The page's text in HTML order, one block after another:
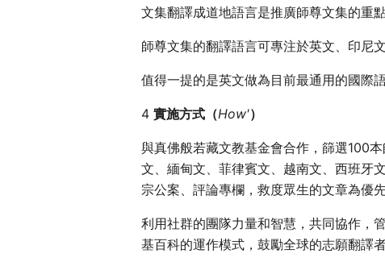
文集翻譯成道地語言是推廣師尊文集的重點
師尊文集的翻譯語言可專注於英文、印尼
值得一提的是英文做為目前最通用的國際
4實施方式（How'）
與真佛般若藏文教基金會合作，篩選100
文、緬甸文、菲律賓文、越南文、西班牙
宗公案、評論專欄，救度眾生的文章為優先
利用社群的團隊力量和智慧，共同協作
基百科的運作模式，鼓勵全球的志願翻譯